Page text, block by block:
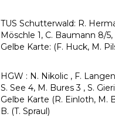
TUS Schutterwald: R.
Möschle 1, C. Baumann 8/
Gelbe Karte: (F. Huck, M.
HGW : N. Nikolic , F.
S. See 4, M. Bures 3 , S.
Gelbe Karte (R. Einloth, M.
B. (T. Spraul)